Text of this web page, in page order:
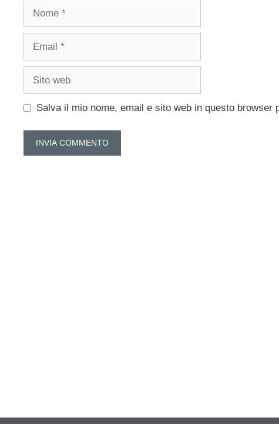
Nome
Email
Sito
Salva il mio nome, email e sito web in questo browser